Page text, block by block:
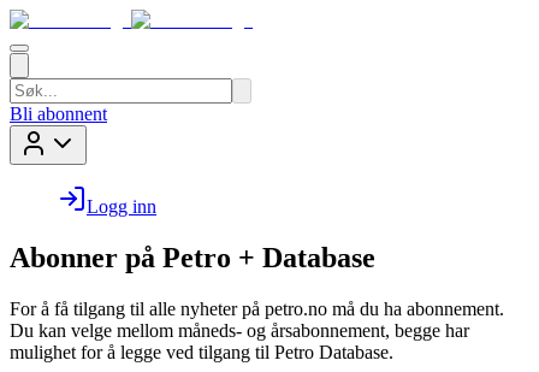
Bli abonnent
Logg inn
Abonner på Petro + Database
For å få tilgang til alle nyheter på petro.no må du ha abonnement.
Du kan velge mellom måneds- og årsabonnement, begge har
mulighet for å legge ved tilgang til Petro Database.